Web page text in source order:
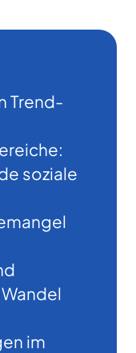
Trend-
soziale
im